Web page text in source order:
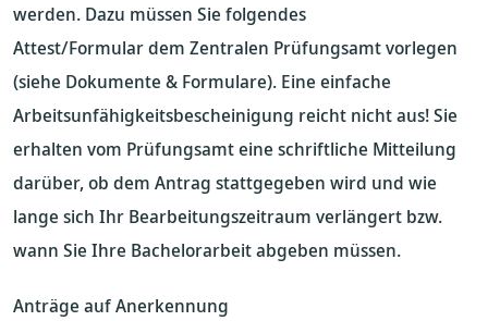
werden. Dazu müssen Sie folgendes
Attest/Formular dem Zentralen Prüfungsamt vorlegen
(siehe Dokumente & Formulare). Eine einfache
Arbeitsunfähigkeitsbescheinigung reicht nicht aus! Sie
erhalten vom Prüfungsamt eine schriftliche Mitteilung
darüber, ob dem Antrag stattgegeben wird und wie
lange sich Ihr Bearbeitungszeitraum verlängert bzw.
wann Sie Ihre Bachelorarbeit abgeben müssen.
Anträge auf Anerkennung